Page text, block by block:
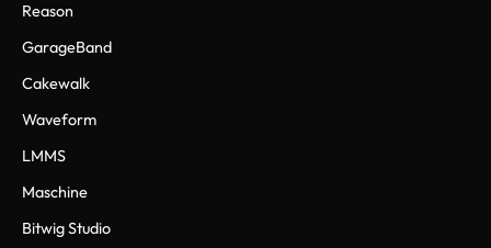
Reason
GarageBand
Cakewalk
Waveform
LMMS
Maschine
Bitwig Studio